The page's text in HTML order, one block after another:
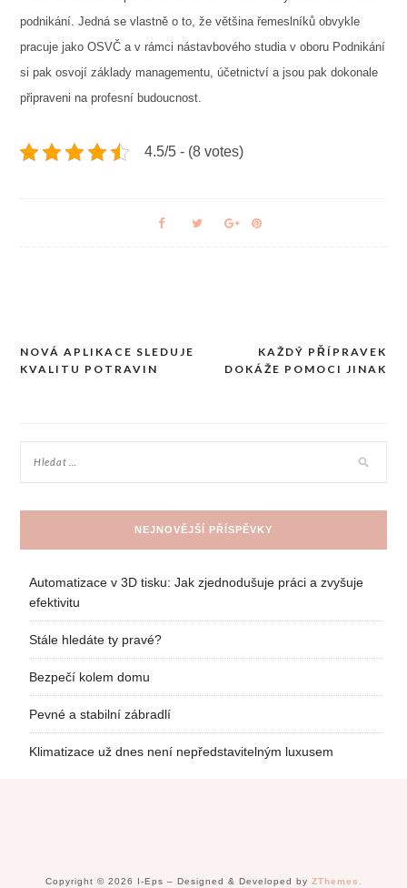
podnikání. Jedná se vlastně o to, že většina řemeslníků obvykle
pracuje jako OSVČ a v rámci nástavbového studia v oboru Podnikání
si pak osvojí základy managementu, účetnictví a jsou pak dokonale
připraveni na profesní budoucnost.
4.5/5 - (8 votes)
Navigace
NOVÁ APLIKACE SLEDUJE
KVALITU POTRAVIN
KAŽDÝ PŘÍPRAVEK
DOKÁŽE POMOCI JINAK
NEJNOVĚJŠÍ PŘÍSPĚVKY
Automatizace v 3D tisku: Jak zjednodušuje práci a zvyšuje
efektivitu
Stále hledáte ty pravé?
Bezpečí kolem domu
Pevné a stabilní zábradlí
Klimatizace už dnes není nepředstavitelným luxusem
Copyright © 2026 I-Eps – Designed & Developed by ZThemes.